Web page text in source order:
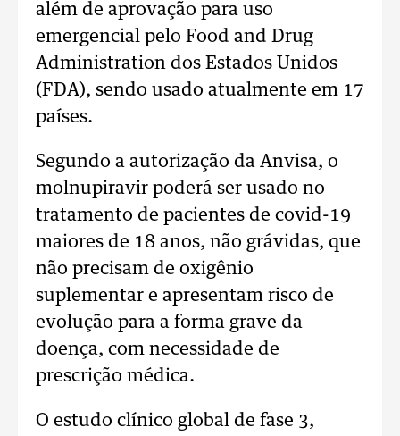
além de aprovação para uso
emergencial pelo Food and Drug
Administration dos Estados Unidos
(FDA), sendo usado atualmente em 17
países.
Segundo a autorização da Anvisa, o
molnupiravir poderá ser usado no
tratamento de pacientes de covid-19
maiores de 18 anos, não grávidas, que
não precisam de oxigênio
suplementar e apresentam risco de
evolução para a forma grave da
doença, com necessidade de
prescrição médica.
O estudo clínico global de fase 3,